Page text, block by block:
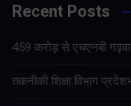
Recent Posts
459 करोड़ से एचएनबी
तकनीकी शिक्षा विभाग